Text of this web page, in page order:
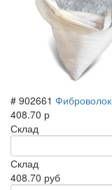
# 902661
408.70 р
Склад
Склад
408.70 руб